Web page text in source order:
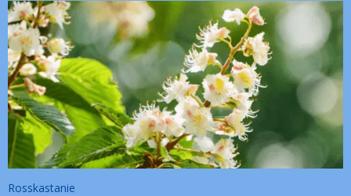
Rosskastanie